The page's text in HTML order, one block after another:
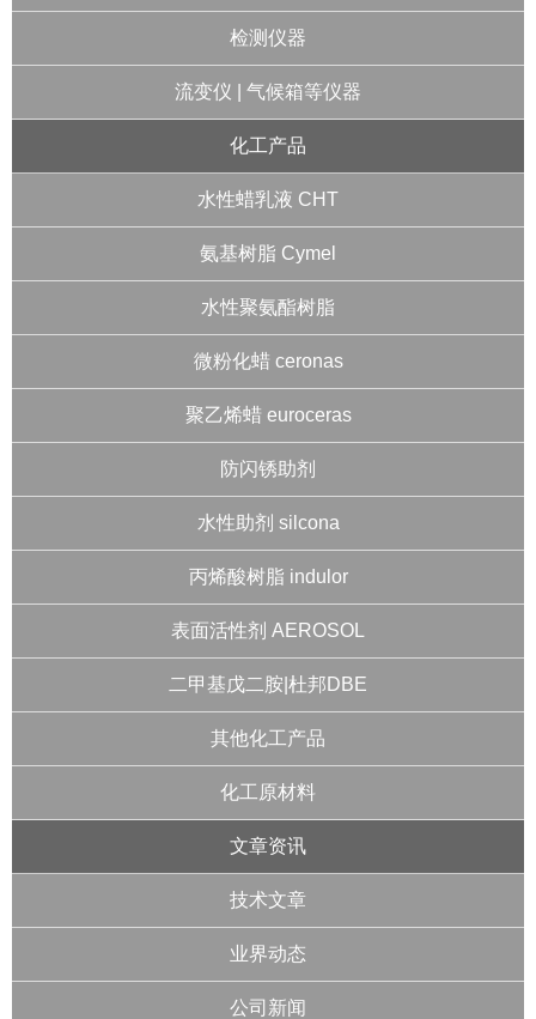
检测仪器
流变仪 | 气候箱等仪器
化工产品
水性蜡乳液 CHT
氨基树脂 Cymel
水性聚氨酯树脂
微粉化蜡 ceronas
聚乙烯蜡 euroceras
防闪锈助剂
水性助剂 silcona
丙烯酸树脂 indulor
表面活性剂 AEROSOL
二甲基戊二胺|杜邦DBE
其他化工产品
化工原材料
文章资讯
技术文章
业界动态
公司新闻